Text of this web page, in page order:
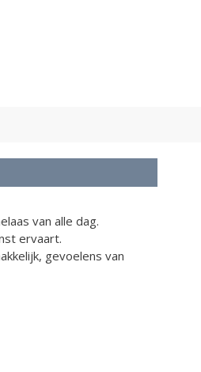
van alle dag.
ervaart.
gevoelens van